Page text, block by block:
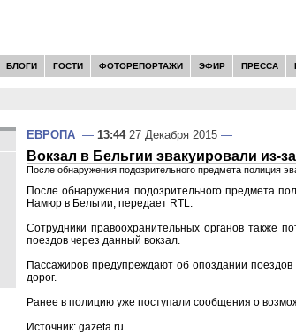
БЛОГИ ГОСТИ ФОТОРЕПОРТАЖИ ЭФИР ПРЕССА
ЕВРОПА — 13:4427 Декабря 2015 —
Вокзал в Бельгии эвакуировали из-
После обнаружения подозрительного предмета полиция
После обнаружения подозрительного предмета
Намюр в Бельгии, передает RTL.
Сотрудники правоохранительных органов также
поездов через данный вокзал.
Пассажиров предупреждают об опоздании
дорог.
Ранее в полицию уже поступали сообщения о
Источник: gazeta.ru